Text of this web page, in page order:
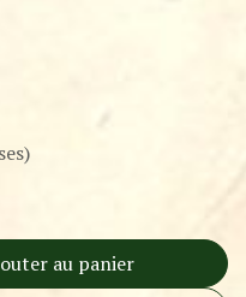
au panier